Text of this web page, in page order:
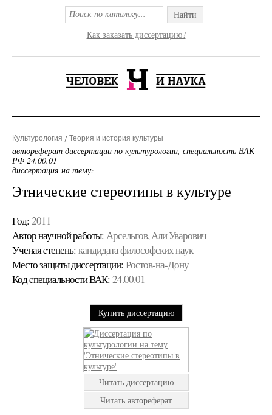
Найти
Как заказать диссертацию?
Культурология Теория и история культуры
автореферат диссертации по культурологии, специальность ВАК
РФ 24.00.01
диссертация на тему:
Этнические стереотипы в культуре
Год: 2011
Автор научной работы: Арсельгов, Али Уварович
Ученая cтепень: кандидата философских наук
Место защиты диссертации: Ростов-на-Дону
Код cпециальности ВАК: 24.00.01
Купить диссертацию
Читать диссертацию
Читать автореферат